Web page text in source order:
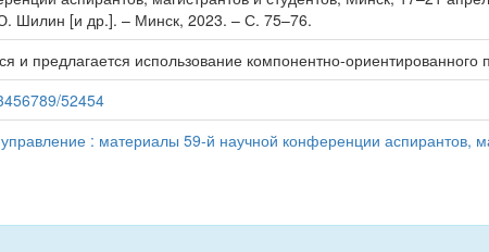
Шилин [и др.]. – Минск, 2023. – С. 75–76.
и предлагается использование компонентно-
52454
: материалы 59-й научной конференции аспирантов,